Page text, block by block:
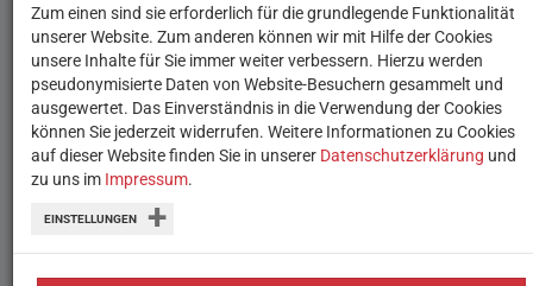
Testmoz
Ein Quiztool für verschiedene
Quizformate.
Primarstufe
Sekundarstufe 1
Zum einen sind sie erforderlich für die grundlegende Funktionalität
unserer Website. Zum anderen können wir mit Hilfe der Cookies
unsere Inhalte für Sie immer weiter verbessern. Hierzu werden
pseudonymisierte Daten von Website-Besuchern gesammelt und
ausgewertet. Das Einverständnis in die Verwendung der Cookies
können Sie jederzeit widerrufen. Weitere Informationen zu Cookies
auf dieser Website finden Sie in unserer Datenschutzerklärung und
zu uns im Impressum.
EINSTELLUNGEN